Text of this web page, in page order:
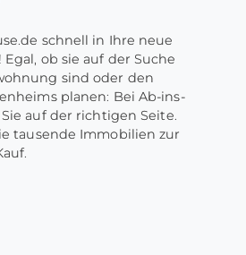
schnell in Ihre neue
ob sie auf der Suche
sind oder den
planen: Bei Ab-ins-
auf der richtigen Seite.
tausende Immobilien zur